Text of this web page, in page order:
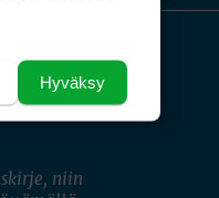
niin
Hyväksy